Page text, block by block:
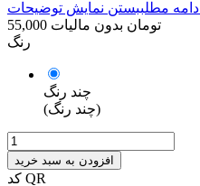
ادامه مطلببستن نمایش توضیحات
55,000 تومان بدون مالیات
رنگ
چند رنگ
(چند رنگ)
افزودن به سبد خرید
کد QR